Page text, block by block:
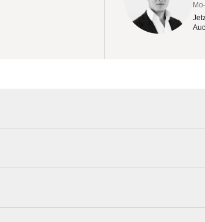
Gleichgewicht zwischen Funktionalität und